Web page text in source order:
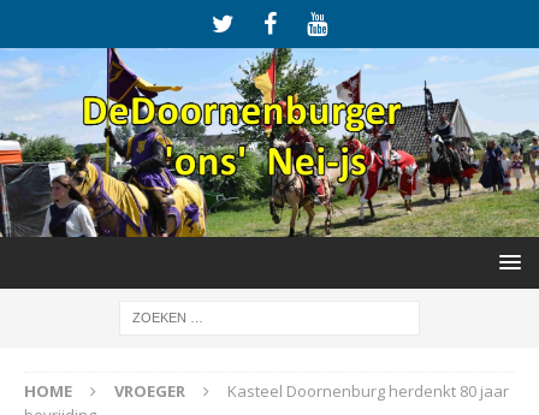
HOME VROEGER
Kasteel Doornenburg herdenkt 80 jaar